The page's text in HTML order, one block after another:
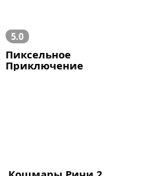
5.0
Пиксельное
Приключение